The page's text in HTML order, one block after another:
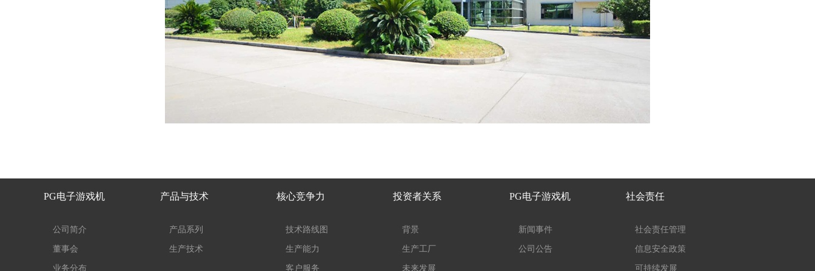
PG电子游戏机
公司简介
董事会
业务分布
产品与技术
产品系列
生产技术
核心竞争力
技术路线图
生产能力
客户服务
投资者关系
背景
生产工厂
未来发展
PG电子游戏机
新闻事件
公司公告
社会责任
社会责任管理
信息安全政策
可持续发展